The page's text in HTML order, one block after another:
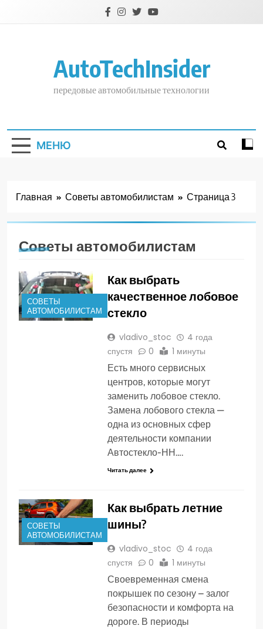
AutoTechInsider
передовые автомобильные технологии
МЕНЮ
Главная Советы автомобилистам Страница 3
Советы автомобилистам
СОВЕТЫ
АВТОМОБИЛИСТАМ
Как выбрать
качественное лобовое
стекло
vladivo_stoc
4 года
спустя
0 1 минуты
Есть много сервисных
центров, которые могут
заменить лобовое стекло.
Замена лобового стекла —
одна из основных сфер
деятельности компании
Автостекло-НН….
Читать далее
СОВЕТЫ
АВТОМОБИЛИСТАМ
Как выбрать летние
шины?
vladivo_stoc
4 года
спустя
0 1 минуты
Своевременная смена
покрышек по сезону – залог
безопасности и комфорта на
дороге. В периоды